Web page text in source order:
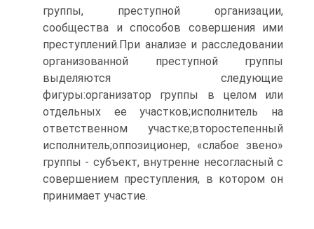
группы, преступной организации,
сообщества и способов совершения ими
преступлений.При анализе и расследовании
организованной преступной группы
выделяются следующие
фигуры:организатор группы в целом или
отдельных ее участков;исполнитель на
ответственном участке;второстепенный
исполнитель;оппозиционер, «слабое звено»
группы - субъект, внутренне несогласный с
совершением преступления, в котором он
принимает участие.